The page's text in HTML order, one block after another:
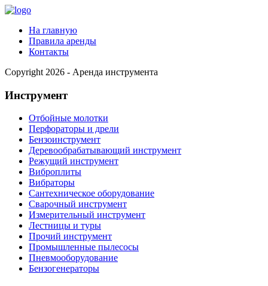
На главную
Правила аренды
Контакты
Copyright 2026 - Аренда инструмента
Инструмент
Отбойные молотки
Перфораторы и дрели
Бензоинструмент
Деревообрабатывающий инструмент
Режущий инструмент
Виброплиты
Вибраторы
Сантехническое оборудование
Сварочный инструмент
Измерительный инструмент
Лестницы и туры
Прочий инструмент
Промышленные пылесосы
Пневмооборудование
Бензогенераторы